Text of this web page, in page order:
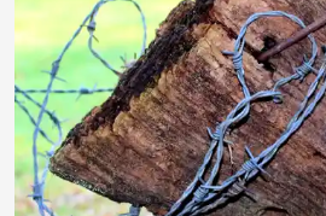
Sternschnuppe1